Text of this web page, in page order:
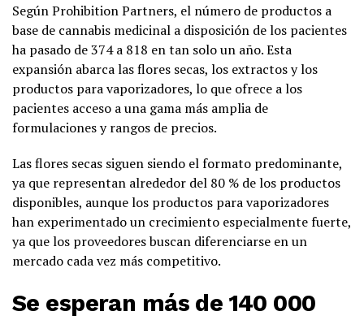
Según Prohibition Partners, el número de productos a
base de cannabis medicinal a disposición de los pacientes
ha pasado de 374 a 818 en tan solo un año. Esta
expansión abarca las flores secas, los extractos y los
productos para vaporizadores, lo que ofrece a los
pacientes acceso a una gama más amplia de
formulaciones y rangos de precios.
Las flores secas siguen siendo el formato predominante,
ya que representan alrededor del 80 % de los productos
disponibles, aunque los productos para vaporizadores
han experimentado un crecimiento especialmente fuerte,
ya que los proveedores buscan diferenciarse en un
mercado cada vez más competitivo.
Se esperan más de 140 000